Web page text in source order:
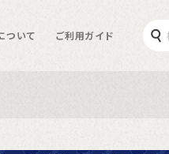
ついて ご利用ガイド